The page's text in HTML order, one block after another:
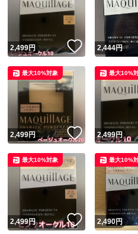
いいね！
2,499円 いいね！
2,444円
いいね！
2,499円 いいね！
最大10%対象
2,499円
最大10%
いいね！
2,499円 いいね！
最大10%対象
2,490円
最大10%